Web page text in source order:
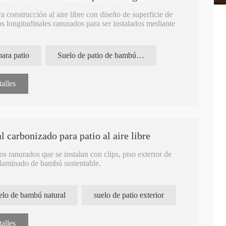
construcción al aire libre con diseño de superficie de
longitudinales ranurados para ser instalados mediante
de nueva llegada de primera calidad en China.
directamente de fábrica, precio competitivo y pisos
para piso sin formaldehído, productos innovadores de
al por mayor.
patio Suelo de patio de bambú natural
carbonizado para patio al aire libre
ranurados que se instalan con clips, piso exterior de
de bambú sustentable.
para unir fácilmente.
de bambú natural suelo de patio exterior